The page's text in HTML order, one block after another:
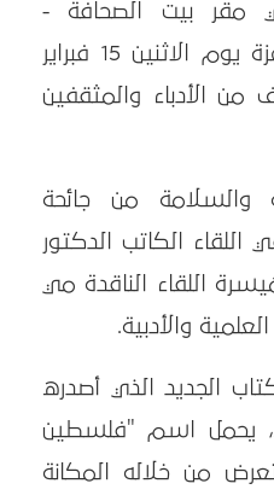
مقر بيت الصحافة -
فلسطين، غرب مدينة غزة يوم الاثنين 15 فبراير
من الأدباء والمثقفين
والسلامة من جائحة
الكاتب الدكتور
اللقاء الناقدة مي
والأدبية.
الجديد الذي أصدره
الكاتب عنان عام 2020، يحمل اسم "فلسطين
من خلاله المكانة